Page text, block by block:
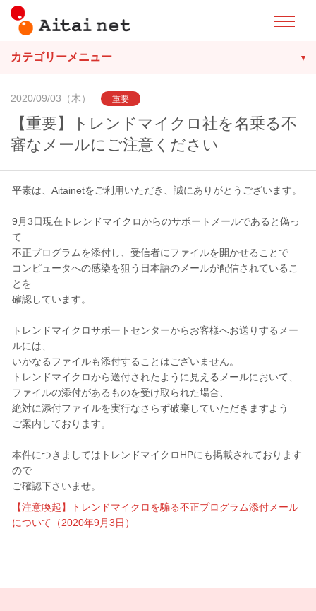
カテゴリーメニュー
2020/09/03（木） 重要
【重要】トレンドマイクロ社を名乗る不
審なメールにご注意ください
平素は、Aitainetをご利用いただき、誠にありがとうございます。
9月3日現在トレンドマイクロからのサポートメールであると偽っ
て
不正プログラムを添付し、受信者にファイルを開かせることで
コンピュータへの感染を狙う日本語のメールが配信されているこ
とを
確認しています。
トレンドマイクロサポートセンターからお客様へお送りするメー
ルには、
いかなるファイルも添付することはございません。
トレンドマイクロから送付されたように見えるメールにおいて、
ファイルの添付があるものを受け取られた場合、
絶対に添付ファイルを実行なさらず破棄していただきますよう
ご案内しております。
本件につきましてはトレンドマイクロHPにも掲載されております
ので
ご確認下さいませ。
【注意喚起】トレンドマイクロを騙る不正プログラム添付メール
について（2020年9月3日）